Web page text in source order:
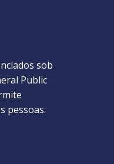
sob
Public
pessoas.